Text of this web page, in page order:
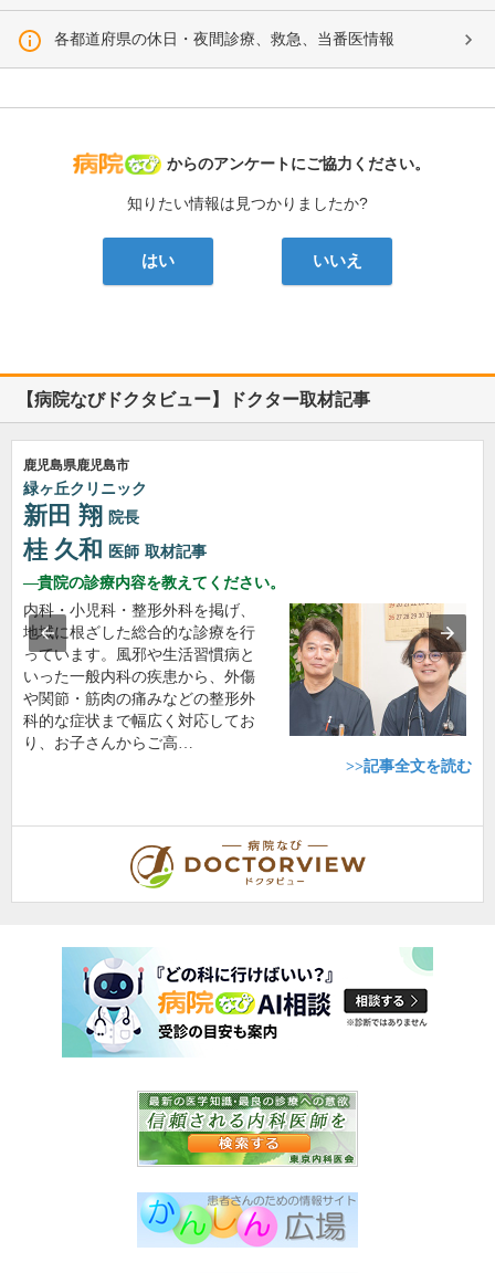
各都道府県の休日・夜間診療、救急、当番医情報
病院なび
からのアンケートにご協力ください。
知りたい情報は見つかりましたか?
はい いいえ
【病院なびドクタビュー】ドクター取材記事
鹿児島県鹿児島市
緑ヶ丘クリニック
新田 翔 院長
桂 久和 医師 取材記事
貴院の診療内容を教えてください。
内科・小児科・整形外科を掲げ、
地域に根ざした総合的な診療を行
っています。風邪や生活習慣病と
いった一般内科の疾患から、外傷
や関節・筋肉の痛みなどの整形外
科的な症状まで幅広く対応してお
り、お子さんからご高…
>>記事全文を読む